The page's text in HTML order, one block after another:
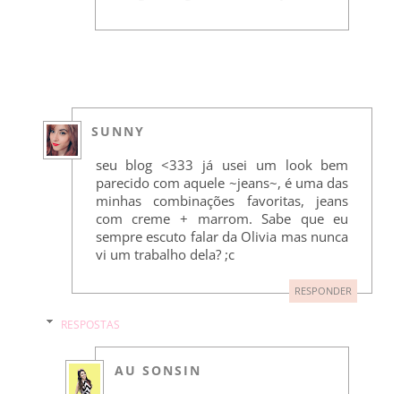
SUNNY
seu blog <333 já usei um look bem
parecido com aquele ~jeans~, é uma das
minhas combinações favoritas, jeans
com creme + marrom. Sabe que eu
sempre escuto falar da Olivia mas nunca
vi um trabalho dela? ;c
RESPONDER
RESPOSTAS
AU SONSIN